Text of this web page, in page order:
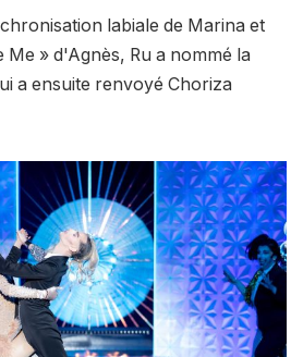
labiale de Marina et
Me » d'Agnès, Ru a nommé la
a ensuite renvoyé Choriza